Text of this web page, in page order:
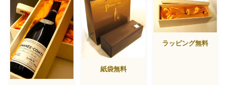
紙袋無料
ラッピング無料